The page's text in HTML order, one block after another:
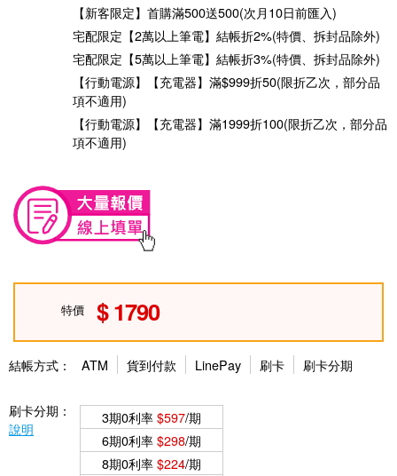
【新客限定】首購滿500送500(次月10日前匯入)
宅配限定【2萬以上筆電】結帳折2%(特價、拆封品除外)
宅配限定【5萬以上筆電】結帳折3%(特價、拆封品除外)
【行動電源】【充電器】滿$999折50(限折乙次，部分品
項不適用)
【行動電源】【充電器】滿1999折100(限折乙次，部分品
項不適用)
特價 1790
結帳方式： ATM 貨到付款 LinePay 刷卡 刷卡分期
刷卡分期：
說明
3期0利率$597/期
6期0利率$298/期
8期0利率$224/期